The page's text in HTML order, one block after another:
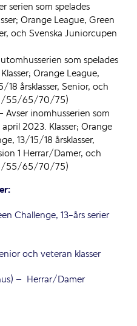
serien som spelades
Orange League, Green
och Svenska Juniorcupen
som spelades
Orange League,
18 årsklasser, Senior, och
55/65/70/75)
Avser inomhusserien som
2023. Klasser; Orange
13/15/18 årsklasser,
1 Herrar/Damer, och
55/65/70/75)
Challenge, 13-års serier
och veteran klasser
– Herrar/Damer